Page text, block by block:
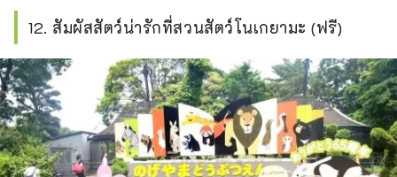
12. สัมผัสสัตว์น่ารักที่สวนสัตว์โนเกยามะ (ฟรี)